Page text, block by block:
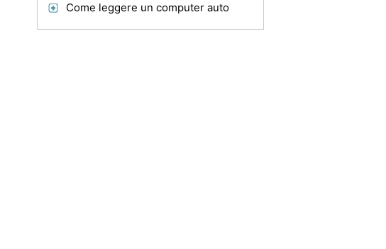
Come leggere un computer auto